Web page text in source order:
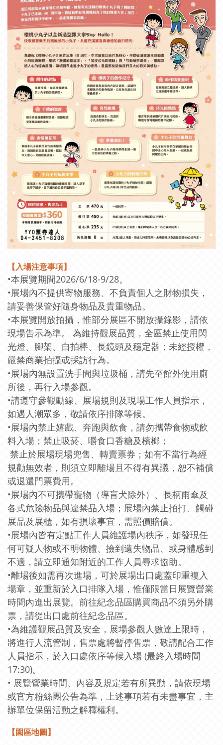
【入場注意事項】
•本展覽期間2026/6/18-9/28。
•展場內不提供寄物服務、不負責個人之財物損失，
請妥善保管好隨身物品及貴重物品。
•本展覽開放拍攝，惟部分展區不開放攝錄影，請依
現場告示為準。 為維持觀展品質，全區禁止使用閃
光燈、腳架、自拍棒、長鏡頭及穩定器；未經授權，
嚴禁商業拍攝或採訪行為。
•展場內無設置洗手間與垃圾桶，請先至館外使用廁
所後，再行入場參觀。
•請遵守參觀動線、展場規則及現場工作人員指示，
如遇人潮眾多，敬請依序排隊等候。
•展場內禁止嬉戲、奔跑與飲食，請勿攜帶食物或飲
料入場；禁止吸菸、嚼食口香糖及檳榔；
禁止於展場現場兜售、轉賣票券；如有不當行為經
規勸無效者，則須立即離場且不得有異議，恕不補償
或退還門票費用。
•展場內不可攜帶寵物（導盲犬除外）、長柄雨傘及
各式危險物品與違禁品入場；展場內禁止拍打、觸碰
展品及展櫃，如有損壞事宜，需照價賠償。
•展場內皆有定點工作人員維護場內秩序，如發現任
何可疑人物或不明物體、撿到遺失物品、或身體感到
不適，請立即通知附近的工作人員尋求協助。
•離場後如需再次進場，可於展場出口處蓋印重複入
場章，並重新於入口排隊入場，惟僅限當日展覽營業
時間內進出展覽。前往紀念品區購買商品不須另外購
票，請從出口處前往紀念品區。
•為維護觀展品質及安全，展場參觀人數達上限時，
將進行人流管制，售票處將暫停售票，敬請配合工作
人員指示，於入口處依序等候入場 (最終入場時間
17:30)。
• 展覽營業時間、內容及規定若有所異動，請依現場
或官方粉絲團公告為準，上述事項若有未盡事宜，主
辦單位保留活動之解釋權利。
【園區地圖】